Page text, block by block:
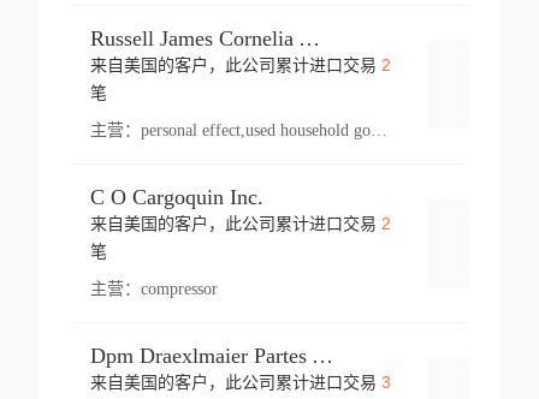
Russell James Cornelia Arlington Va
来自美国的客户，此公司累计进口交易 2
笔
主营： personal effect,used household goods
C O Cargoquin Inc.
来自美国的客户，此公司累计进口交易 2
笔
主营： compressor
Dpm Draexlmaier Partes Automotrices Corr Ind Huejotzingo
来自美国的客户，此公司累计进口交易 3